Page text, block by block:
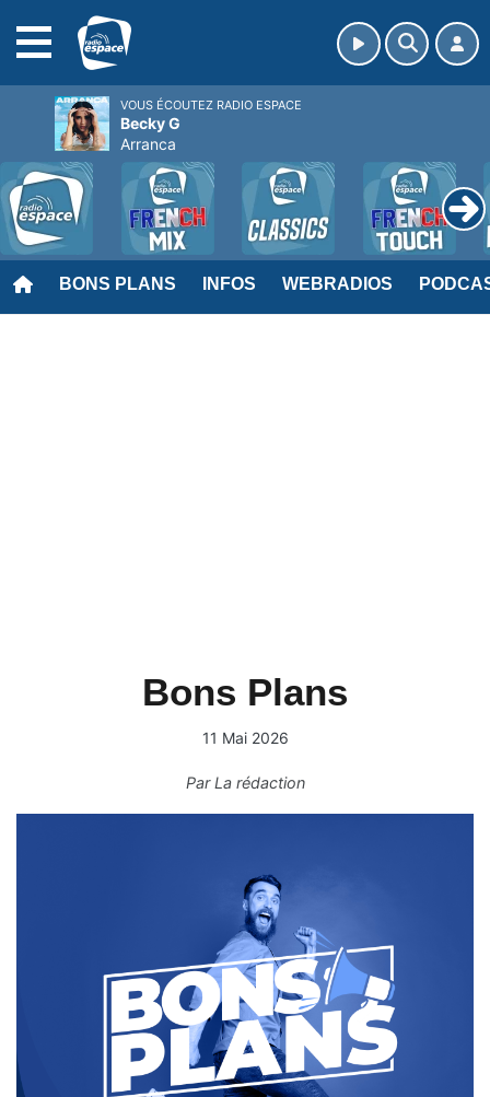
BONS PLANS INFOS WEBRADIOS
Bons Plans
11 Mai 2026
ParLa rédaction
VOUS ÉCOUTEZ RADIO ESPACE
Becky G
Arranca